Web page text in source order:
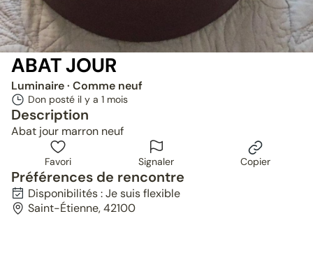
ABAT JOUR
Luminaire· Comme neuf
Don posté il y a 1 mois
Description
Abat jour marron neuf
Favori Signaler Copier
Préférences de rencontre
Disponibilités : Je suis flexible
Saint-Étienne, 42100